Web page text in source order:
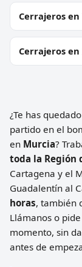
Cerrajeros en
Cerrajeros
¿Te has
partido en el
en Murcia?
toda la Región
Cartagena y el
Guadalentín al
horas, también
Llámanos o
momento, sin
antes de